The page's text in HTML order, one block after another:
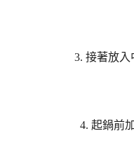
3. 接著放
4. 起鍋前